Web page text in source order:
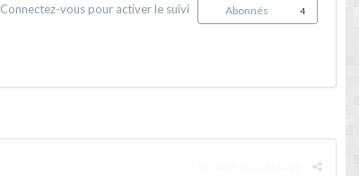
Connectez-vous pour activer le suivi Abonnés 4